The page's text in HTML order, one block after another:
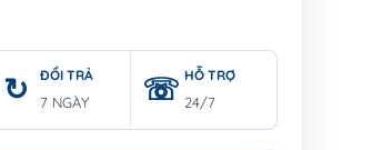
ĐỔI TRẢ
7 NGÀY
HỖ TRỢ
24/7